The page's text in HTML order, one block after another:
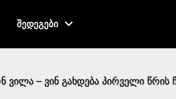
შედეგები
ვილა – ვინ გახდება პირველი წრის